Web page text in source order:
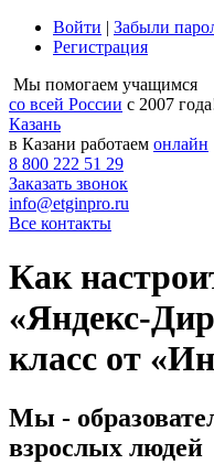
Войти | Забыли
Регистрация
Мы помогаем учащимся
со всей России с 2007
Казань
в Казани работаем онлайн
8 800 222 51 29
Заказать звонок
info@etginpro.ru
Все контакты
Как
«Яндекс-
класс от
Мы -
взрослых людей